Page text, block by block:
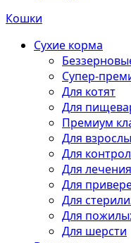
Кошки
Сухие корма
Супер-
Для котят
Для
Премиум
Для
Для
Для
Для
Для
Для
Для шерсти